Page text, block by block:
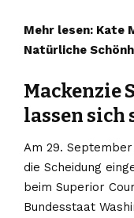
Mehr lesen: Kate
Natürliche
Mackenzie
lassen sich
Am 29.
die Scheidung
beim Superior
Bundesstaat